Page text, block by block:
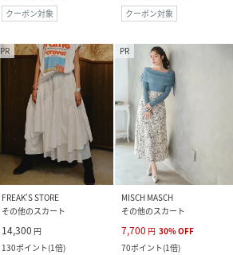
クーポン対象
クーポン対象
PR
FREAK’S STORE
その他のスカート
14,300 円
130ポイント(1倍)
PR
MISCH MASCH
その他のスカート
7,700 円 30%OFF
70ポイント(1倍)